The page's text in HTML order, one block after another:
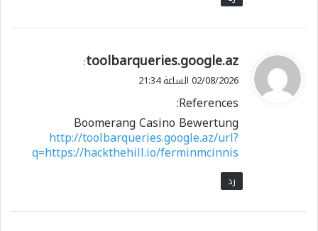
ي
ق
ل
toolbarqueries.google.az
:
02/08/2026 الساعة 21:34
References:
Boomerang Casino Bewertung
http://toolbarqueries.google.az/url?
q=https://hackthehill.io/ferminmcinnis
رد